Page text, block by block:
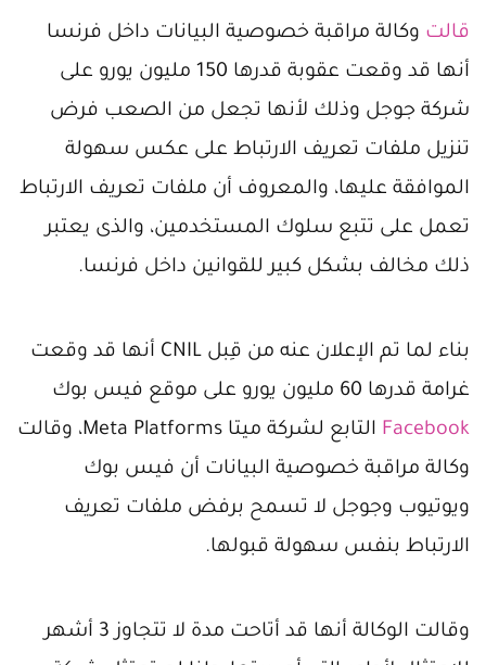
قالت وكالة مراقبة خصوصية البيانات داخل فرنسا
أنها قد وقعت عقوبة قدرها 150 مليون يورو على
شركة جوجل وذلك لأنها تجعل من الصعب فرض
تنزيل ملفات تعريف الارتباط على عكس سهولة
الموافقة عليها، والمعروف أن ملفات تعريف الارتباط
تعمل على تتبع سلوك المستخدمين، والذى يعتبر
ذلك مخالف بشكل كبير للقوانين داخل فرنسا.
بناء لما تم الإعلان عنه من قِبل CNIL أنها قد وقعت
غرامة قدرها 60 مليون يورو على موقع فيس بوك
Facebook
التابع لشركة ميتا Meta Platforms، وقالت
وكالة مراقبة خصوصية البيانات أن فيس بوك
ويوتيوب وجوجل لا تسمح برفض ملفات تعريف
الارتباط بنفس سهولة قبولها.
وقالت الوكالة أنها قد أتاحت مدة لا تتجاوز 3 أشهر